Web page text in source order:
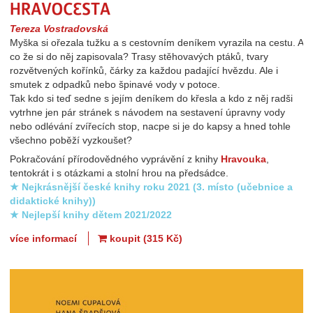
Tereza Vostradovská
Myška si ořezala tužku a s cestovním deníkem vyrazila na cestu. A
co že si do něj zapisovala? Trasy stěhovavých ptáků, tvary
rozvětvených kořínků, čárky za každou padající hvězdu. Ale i
smutek z odpadků nebo špinavé vody v potoce.
Tak kdo si teď sedne s jejím deníkem do křesla a kdo z něj radši
vytrhne jen pár stránek s návodem na sestavení úpravny vody
nebo odlévání zvířecích stop, nacpe si je do kapsy a hned tohle
všechno poběží vyzkoušet?
Pokračování přírodovědného vyprávění z knihy Hravouka,
tentokrát i s otázkami a stolní hrou na předsádce.
★ Nejkrásnější české knihy roku 2021 (3. místo (učebnice a
didaktické knihy))
★ Nejlepší knihy dětem 2021/2022
více informací koupit (315 Kč)